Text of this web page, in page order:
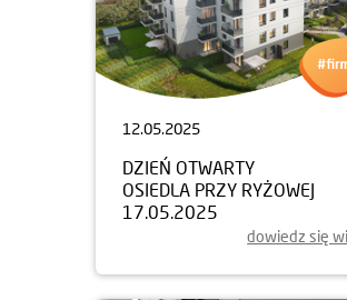
12.05.2025
DZIEŃ OTWARTY
OSIEDLA PRZY RYŻOWEJ
17.05.2025
dowiedz się